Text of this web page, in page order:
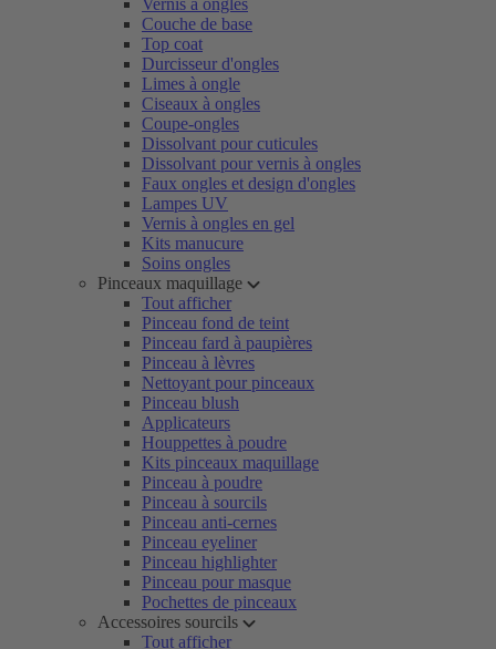
Vernis à ongles
Couche de base
Top coat
Durcisseur d'ongles
Limes à ongle
Ciseaux à ongles
Coupe-ongles
Dissolvant pour cuticules
Dissolvant pour vernis à ongles
Faux ongles et design d'ongles
Lampes UV
Vernis à ongles en gel
Kits manucure
Soins ongles
Pinceaux maquillage
Tout afficher
Pinceau fond de teint
Pinceau fard à paupières
Pinceau à lèvres
Nettoyant pour pinceaux
Pinceau blush
Applicateurs
Houppettes à poudre
Kits pinceaux maquillage
Pinceau à poudre
Pinceau à sourcils
Pinceau anti-cernes
Pinceau eyeliner
Pinceau highlighter
Pinceau pour masque
Pochettes de pinceaux
Accessoires sourcils
Tout afficher